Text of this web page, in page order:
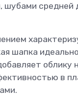
шубами средней
шапка
в